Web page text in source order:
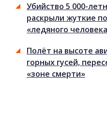
Убийство 5 000-
раскрыли жуткие
«ледяного
Полёт на высоте
горных гусей,
«зоне смерти»